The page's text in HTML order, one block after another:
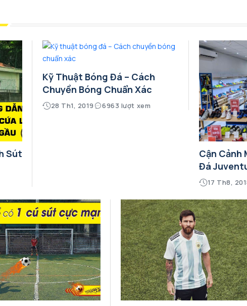
Sút
Kỹ Thuật Bóng Đá – Cách
Chuyền Bóng Chuẩn Xác
28 Th1, 2019 6963 lượt xem
Cận Cảnh
Đá
17 Th8,